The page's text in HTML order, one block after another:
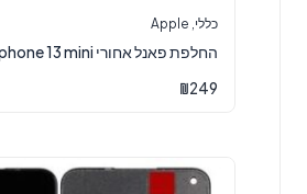
כללי Apple
החלפת פאנל אחורי Apple iphone 13 mini
₪249